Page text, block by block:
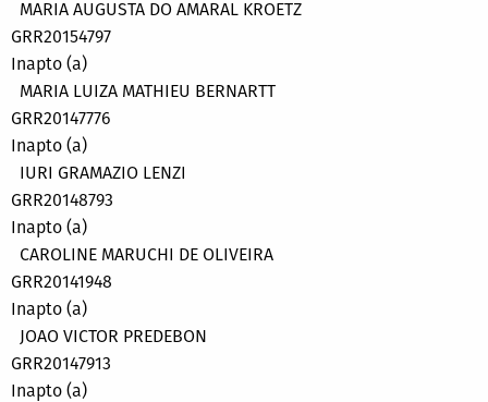
MARIA AUGUSTA DO AMARAL KROETZ
GRR20154797
Inapto (a)
MARIA LUIZA MATHIEU BERNARTT
GRR20147776
Inapto (a)
IURI GRAMAZIO LENZI
GRR20148793
Inapto (a)
CAROLINE MARUCHI DE OLIVEIRA
GRR20141948
Inapto (a)
JOAO VICTOR PREDEBON
GRR20147913
Inapto (a)